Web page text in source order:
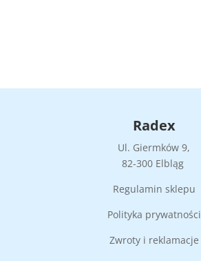
Radex
Ul. Giermków 9,
82-300 Elbląg
Regulamin sklepu
Polityka prywatności
Zwroty i reklamacje